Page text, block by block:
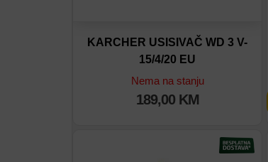
KARCHER USISIVAČ WD 3 V-
15/4/20 EU
Nema na stanju
189,00 KM